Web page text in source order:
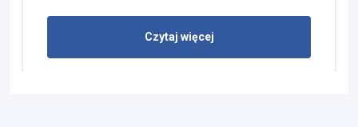
Czytaj więcej